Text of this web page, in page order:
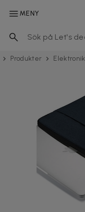
MENY
Produkter Elektronik